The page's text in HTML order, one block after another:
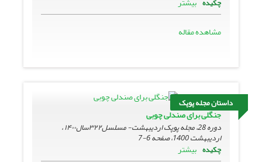
مشاهده مقاله
داستان مجله پوپک
جنگلی برای صندلی چوبی
دوره 28، مجله پوپک اردیبهشت- مسلسل۳۲۲سال۱۴۰۰ ،
اردیبهشت 1400، صفحه
6-7
چکیده بیشتر